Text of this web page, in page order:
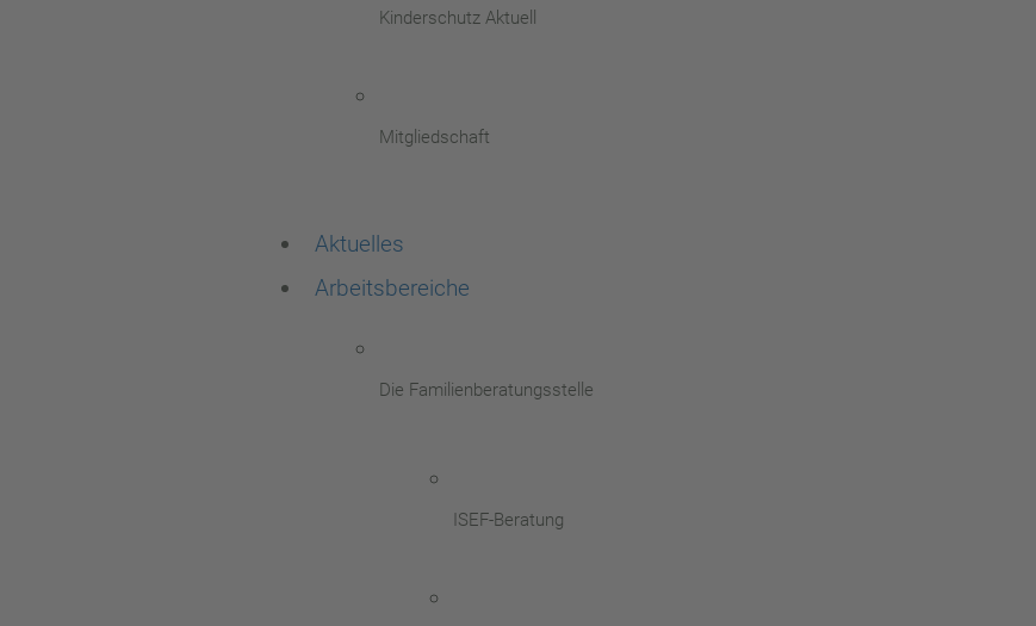
Kinderschutz Aktuell
Mitgliedschaft
Aktuelles
Arbeitsbereiche
Die Familienberatungsstelle
ISEF-Beratung